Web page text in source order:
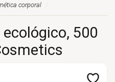
corporal
500